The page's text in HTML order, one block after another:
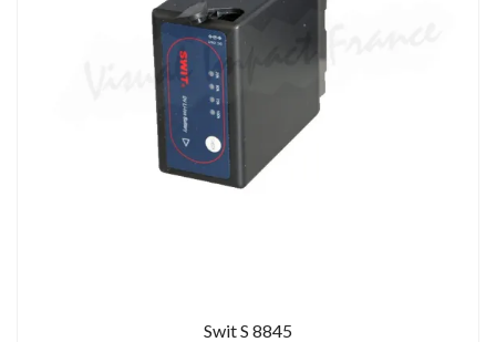
Swit S 8845